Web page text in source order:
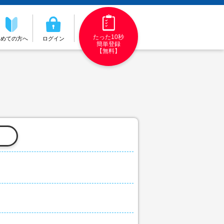
ての方へ ログイン
たった10秒
簡単登録
【無料】